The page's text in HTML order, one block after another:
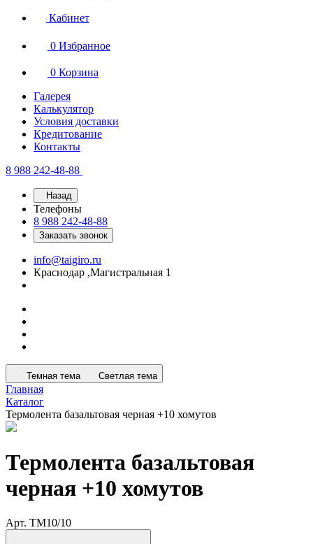
Кабинет
0 Избранное
0 Корзина
Галерея
Калькулятор
Условия доставки
Кредитование
Контакты
8 988 242-48-88
Назад
Телефоны
8 988 242-48-88
Заказать звонок
info@taigiro.ru
Краснодар ,Магистральная 1
Темная тема Светлая тема
Главная
Каталог
Термолента базальтовая черная +10 хомутов
Термолента базальтовая
черная +10 хомутов
Арт. TM10/10